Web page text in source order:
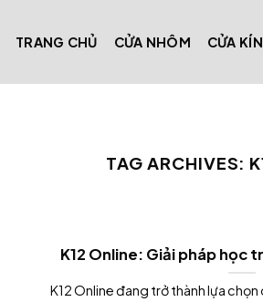
TRANG CHỦ CỬA NHÔM CỬA
TAG ARCHIVES:
K12 Online: Giải pháp học
K12 Online đang trở thành lựa